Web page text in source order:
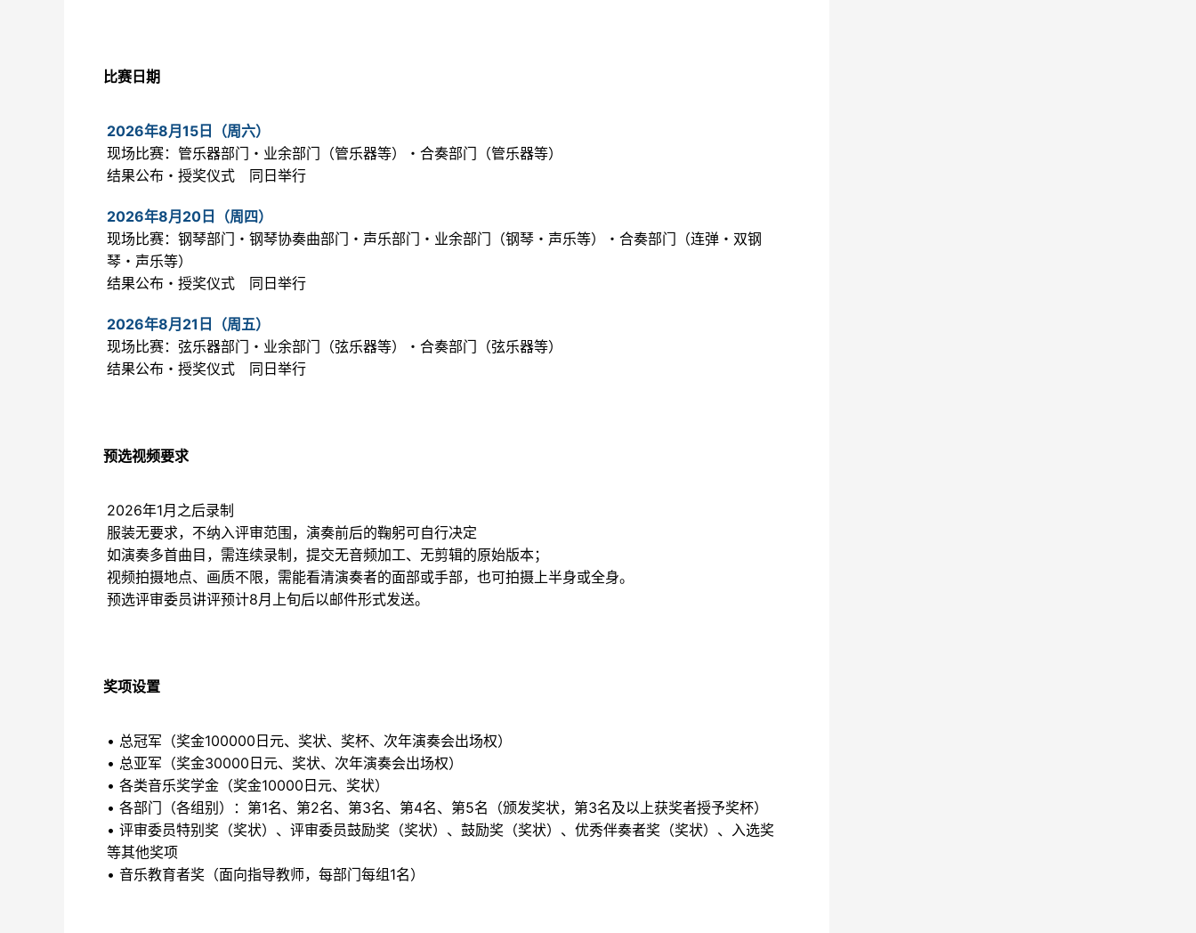
比赛日期
2026年8月15日（周六）
现场比赛：管乐器部门・业余部门（管乐器等）・合奏部门（管乐器等）
结果公布・授奖仪式 同日举行
2026年8月20日（周四）
现场比赛：钢琴部门・钢琴协奏曲部门・声乐部门・业余部门（钢琴・声乐等）・合奏部门（连弹・双钢
琴・声乐等）
结果公布・授奖仪式 同日举行
2026年8月21日（周五）
现场比赛：弦乐器部门・业余部门（弦乐器等）・合奏部门（弦乐器等）
结果公布・授奖仪式 同日举行
预选视频要求
2026年1月之后录制
服装无要求，不纳入评审范围，演奏前后的鞠躬可自行决定
如演奏多首曲目，需连续录制，提交无音频加工、无剪辑的原始版本；
视频拍摄地点、画质不限，需能看清演奏者的面部或手部，也可拍摄上半身或全身。
预选评审委员讲评预计8月上旬后以邮件形式发送。
奖项设置
• 总冠军（奖金100000日元、奖状、奖杯、次年演奏会出场权）
• 总亚军（奖金30000日元、奖状、次年演奏会出场权）
• 各类音乐奖学金（奖金10000日元、奖状）
• 各部门（各组别）：第1名、第2名、第3名、第4名、第5名（颁发奖状，第3名及以上获奖者授予奖杯）
• 评审委员特别奖（奖状）、评审委员鼓励奖（奖状）、鼓励奖（奖状）、优秀伴奏者奖（奖状）、入选奖
等其他奖项
• 音乐教育者奖（面向指导教师，每部门每组1名）